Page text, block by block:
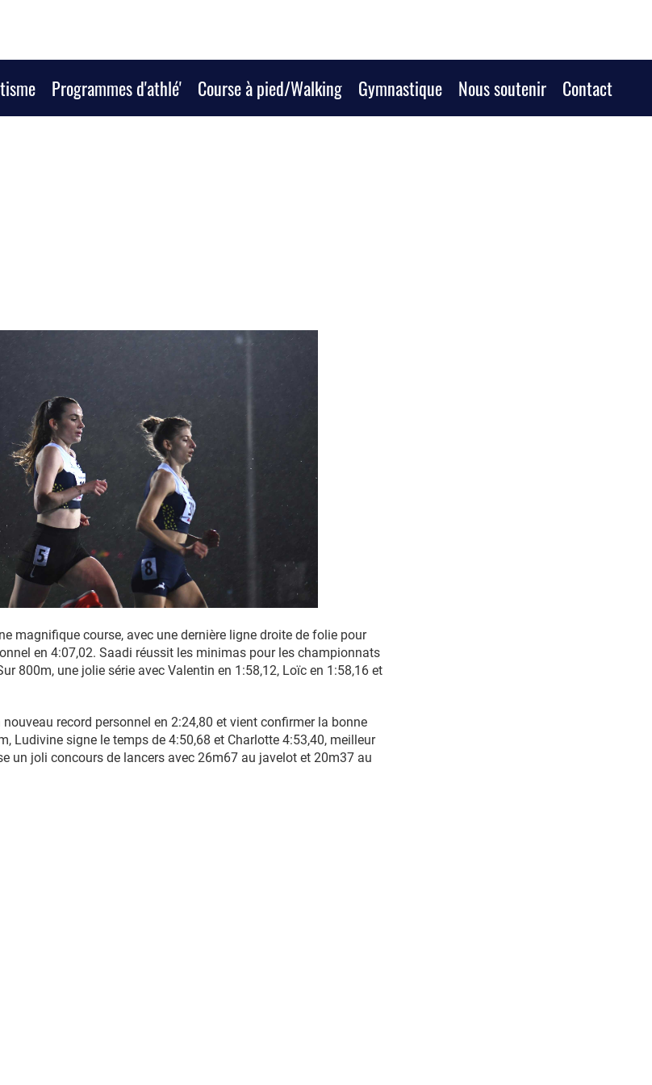
Programmes d'athlé' Course à pied/Walking Gymnastique Nous soutenir Contact
magnifique course, avec une dernière ligne droite de folie pour
en 4:07,02. Saadi réussit les minimas pour les championnats
800m, une jolie série avec Valentin en 1:58,12, Loïc en 1:58,16 et
record personnel en 2:24,80 et vient confirmer la bonne
Ludivine signe le temps de 4:50,68 et Charlotte 4:53,40, meilleur
un joli concours de lancers avec 26m67 au javelot et 20m37 au